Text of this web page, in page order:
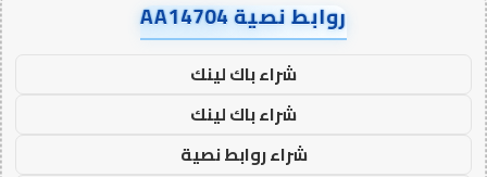
روابط نصية AA14704
شراء باك لينك
شراء باك لينك
شراء روابط نصية